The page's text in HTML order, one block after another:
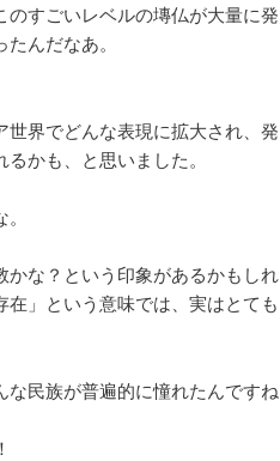
すごいレベルの塼仏が大量に発
んだなあ。
界でどんな表現に拡大され、発
かも、と思いました。
かな？という印象があるかもしれ
」という意味では、実はとても
民族が普遍的に憧れたんですね